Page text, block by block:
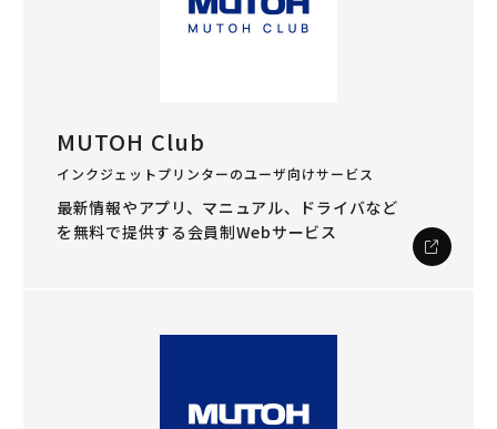
MUTOH Club
インクジェットプリンターのユーザ向けサービス
最新情報やアプリ、マニュアル、ドライバなど
を無料で提供する会員制Webサービス